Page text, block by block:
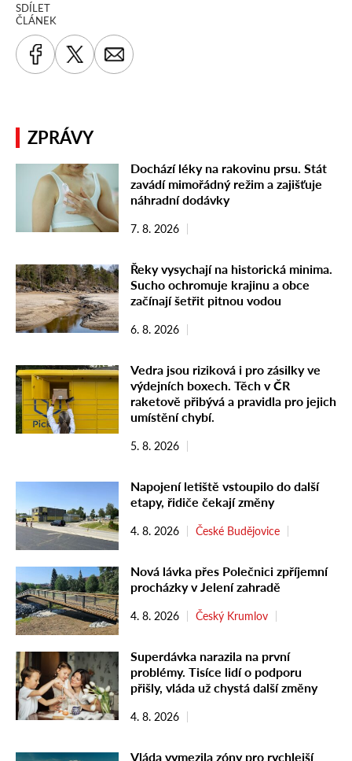
SDÍLET
ČLÁNEK
ZPRÁVY
Dochází léky na rakovinu prsu. Stát
zavádí mimořádný režim a zajišťuje
náhradní dodávky
7. 8. 2026
Řeky vysychají na historická minima.
Sucho ochromuje krajinu a obce
začínají šetřit pitnou vodou
6. 8. 2026
Vedra jsou riziková i pro zásilky ve
výdejních boxech. Těch v ČR
raketově přibývá a pravidla pro jejich
umístění chybí.
5. 8. 2026
Napojení letiště vstoupilo do další
etapy, řidiče čekají změny
4. 8. 2026 České Budějovice
Nová lávka přes Polečnici zpříjemní
procházky v Jelení zahradě
4. 8. 2026 Český Krumlov
Superdávka narazila na první
problémy. Tisíce lidí o podporu
přišly, vláda už chystá další změny
4. 8. 2026
Vláda vymezila zóny pro rychlejší